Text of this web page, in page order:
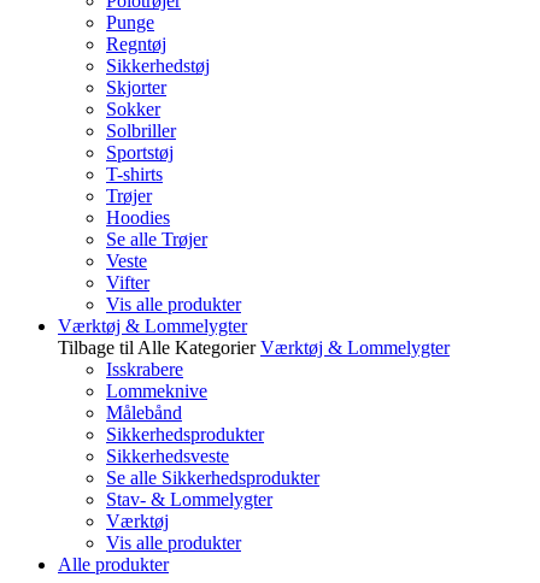
Punge
Regntøj
Sikkerhedstøj
Skjorter
Sokker
Solbriller
Sportstøj
T-shirts
Trøjer
Hoodies
Se alle Trøjer
Veste
Vifter
Vis alle produkter
Værktøj & Lommelygter
Tilbage til Alle Kategorier Værktøj & Lommelygter
Isskrabere
Lommeknive
Målebånd
Sikkerhedsprodukter
Sikkerhedsveste
Se alle Sikkerhedsprodukter
Stav- & Lommelygter
Værktøj
Vis alle produkter
Alle produkter